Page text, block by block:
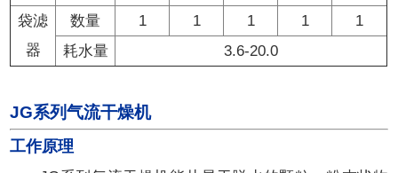
袋滤
器
数量 1 1 1 1
1
耗水量
3.6-20.0
JG系列气流干燥机
工作原理